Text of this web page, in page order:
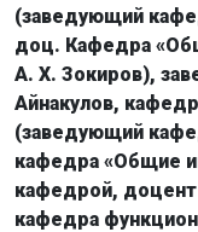
(заведующий
доц. Кафедра
А. Х. Зокиров),
Айнакулов,
(заведующий
кафедра «Общие
кафедрой,
кафедра